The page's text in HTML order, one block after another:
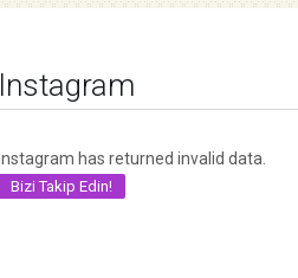
Instagram
Instagram has returned invalid data.
Bizi Takip Edin!